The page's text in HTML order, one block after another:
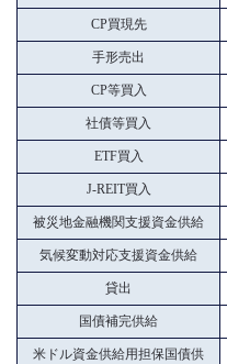
CP買現先
手形売出
CP等買入
社債等買入
ETF買入
J-REIT買入
被災地金融機関支援資金供給
気候変動対応支援資金供給
貸出
国債補完供給
米ドル資金供給用担保国債供